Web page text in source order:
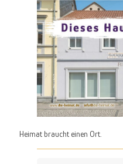
Heimat braucht einen Ort.